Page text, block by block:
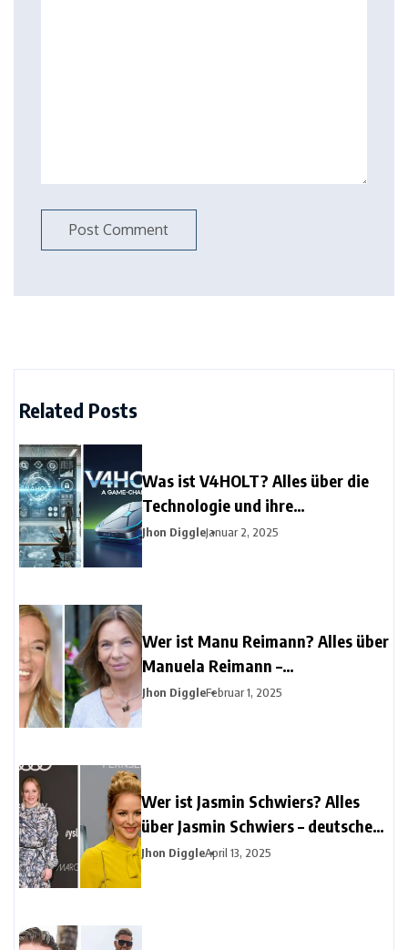
Related Posts
Was ist V4HOLT? Alles über die
Technologie und ihre
Anwendungen
Jhon DiggleJanuar 2, 2025
Wer ist Manu Reimann? Alles über
Manuela Reimann –
Unternehmerin & Ehefrau von
Jhon DiggleFebruar 1, 2025
Wer ist Jasmin Schwiers? Alles
über Jasmin Schwiers – deutsche
Schauspielerin, TV-Star &
Jhon DiggleApril 13, 2025